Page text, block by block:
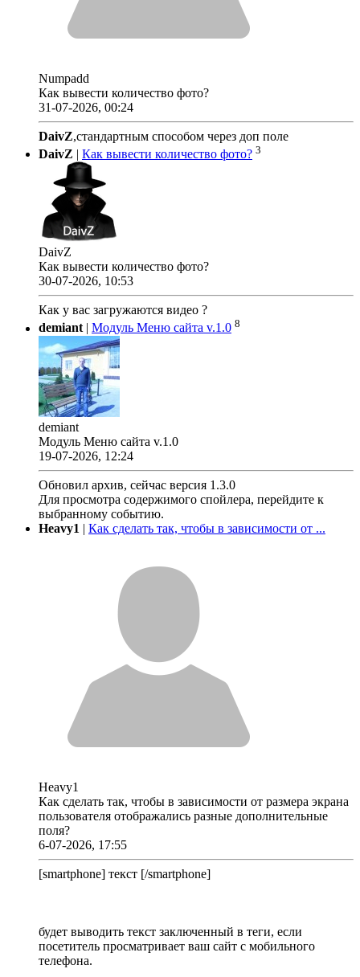
Numpadd
Как вывести количество фото?
31-07-2026, 00:24
DaivZ,стандартным способом через доп поле
DaivZ | Как вывести количество фото? 3
DaivZ
Как вывести количество фото?
30-07-2026, 10:53
Как у вас загружаются видео ?
demiant| Модуль Меню сайта v.1.0 8
demiant
Модуль Меню сайта v.1.0
19-07-2026, 12:24
Обновил архив, сейчас версия 1.3.0
Для просмотра содержимого спойлера, перейдите к
выбранному событию.
Heavy1 | Как сделать так, чтобы в зависимости от ...
Heavy1
Как сделать так, чтобы в зависимости от размера экрана
пользователя отображались разные дополнительные
поля?
6-07-2026, 17:55
[smartphone] текст [/smartphone]
будет выводить текст заключенный в теги, если
посетитель просматривает ваш сайт с мобильного
телефона.